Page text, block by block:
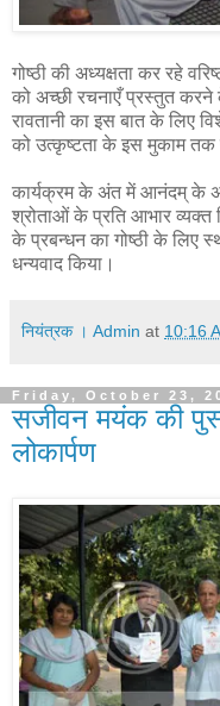
गोष्ठी की अध्यक्षता कर रहे
को अच्छी रचनाएँ प्रस्तुत
रावतानी का इस बात के लिए
को उत्कृष्टता के इस मुकाम तक
कार्यक्रम के अंत में आनंदम् के
श्रोताओं के प्रति आभार व्यक्त
के प्रबन्धन का गोष्ठी के लिए
धन्यवाद किया।
नियंत्रक । Admin at 10:16
Friday, October 23,
सजीवन मयंक की
लोकार्पण